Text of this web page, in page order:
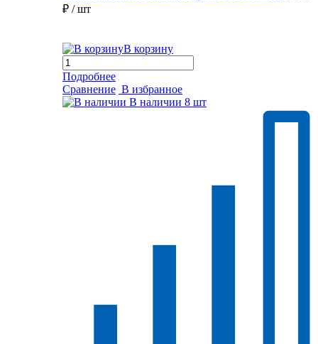
₽ / шт
В корзину
Подробнее
Сравнение В избранное
В наличии 8 шт